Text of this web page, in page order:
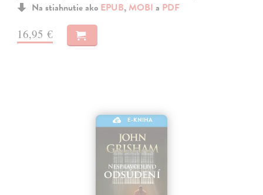
Na stiahnutie ako EPUB, MOBI a PDF
16,95 €
E-KNIHA